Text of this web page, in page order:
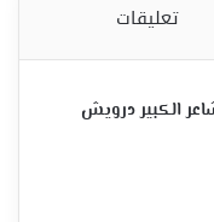
تعليقات
الكبير درويش